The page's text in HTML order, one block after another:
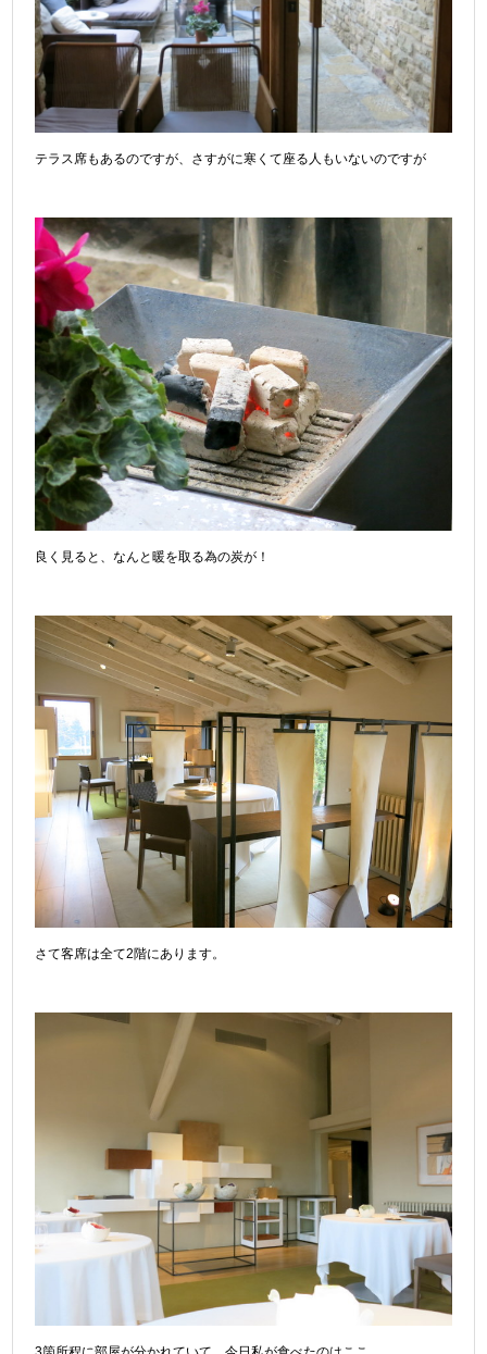
テラス席もあるのですが、さすがに寒くて座る人もいないのですが
良く見ると、なんと暖を取る為の炭が！
さて客席は全て2階にあります。